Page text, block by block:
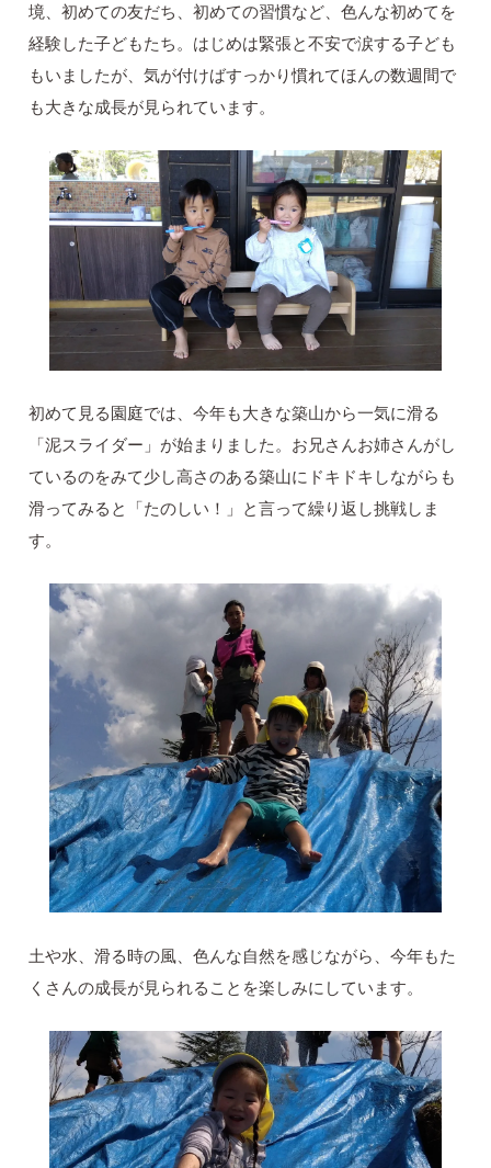
境、初めての友だち、初めての習慣など、色んな初めてを
経験した子どもたち。はじめは緊張と不安で涙する子ども
もいましたが、気が付けばすっかり慣れてほんの数週間で
も大きな成長が見られています。
初めて見る園庭では、今年も大きな築山から一気に滑る
「泥スライダー」が始まりました。お兄さんお姉さんがし
ているのをみて少し高さのある築山にドキドキしながらも
滑ってみると「たのしい！」と言って繰り返し挑戦しま
す。
土や水、滑る時の風、色んな自然を感じながら、今年もた
くさんの成長が見られることを楽しみにしています。